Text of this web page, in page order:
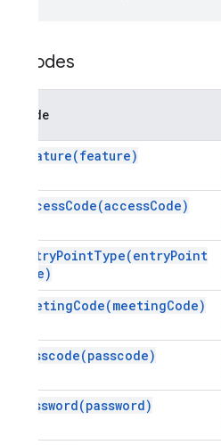
Méthodes
Méthode
Feature(feature)
AccessCode(accessCode)
EntryPointType(entryPoint
Type)
MeetingCode(meetingCode)
Passcode(passcode)
Password(password)